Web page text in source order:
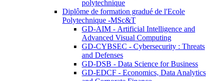
polytechnique
Diplôme de formation gradué de l'Ecole
Polytechnique -MSc&T
GD-AIM - Artificial Intelligence and
Advanced Visual Computing
GD-CYBSEC - Cybersecurity : Threats
and Defenses
GD-DSB - Data Science for Business
GD-EDCF - Economics, Data Analytics